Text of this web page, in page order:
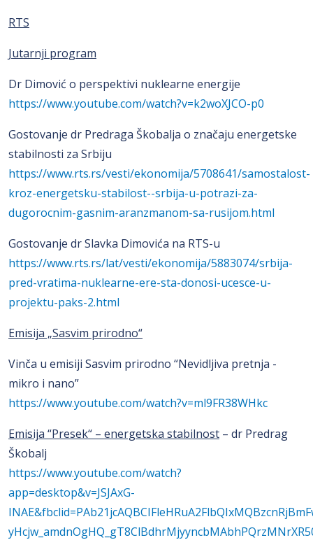
RTS
Jutarnji program
Dr Dimović o perspektivi nuklearne energije
https://www.youtube.com/watch?v=k2woXJCO-p0
Gostovanje dr Predraga Škobalja o značaju energetske
stabilnosti za Srbiju
https://www.rts.rs/vesti/ekonomija/5708641/samostalost-
kroz-energetsku-stabilost--srbija-u-potrazi-za-
dugorocnim-gasnim-aranzmanom-sa-rusijom.html
Gostovanje dr Slavka Dimovića na RTS-u
https://www.rts.rs/lat/vesti/ekonomija/5883074/srbija-
pred-vratima-nuklearne-ere-sta-donosi-ucesce-u-
projektu-paks-2.html
Emisija „Sasvim prirodno“
Vinča u emisiji Sasvim prirodno “Nevidljiva pretnja -
mikro i nano”
https://www.youtube.com/watch?v=ml9FR38WHkc
Emisija “Presek“ – energetska stabilnost – dr Predrag
Škobalj
https://www.youtube.com/watch?
app=desktop&v=JSJAxG-